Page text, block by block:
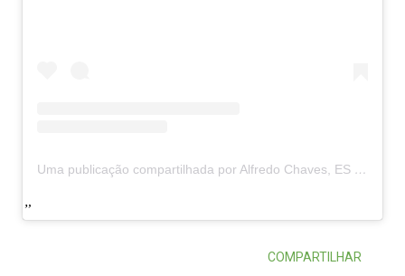
Uma publicação compartilhada por Alfredo Chaves, ES (@alfredochaves_es)
COMPARTILHAR